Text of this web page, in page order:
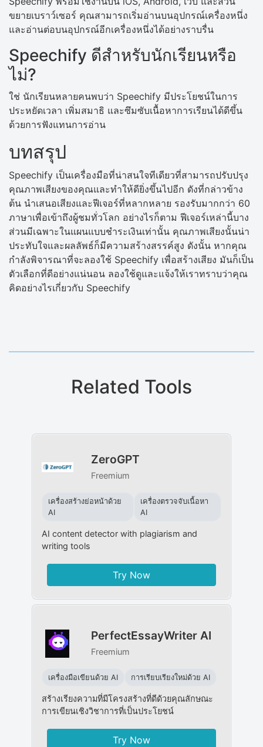
ขยายเบราว์เซอร์ คุณสามารถเริ่มอ่านบนอุปกรณ์เครื่องหนึ่ง
และอ่านต่อบนอุปกรณ์อีกเครื่องหนึ่งได้อย่างราบรื่น
Speechify ดีสำหรับนักเรียนหรือ
ไม่?
ใช่ นักเรียนหลายคนพบว่า Speechify มีประโยชน์ในการ
ประหยัดเวลา เพิ่มสมาธิ และซึมซับเนื้อหาการเรียนได้ดีขึ้น
ด้วยการฟังแทนการอ่าน
บทสรุป
Speechify เป็นเครื่องมือที่น่าสนใจทีเดียวที่สามารถปรับปรุง
คุณภาพเสียงของคุณและทำให้ดียิ่งขึ้นไปอีก ดังที่กล่าวข้าง
ต้น นำเสนอเสียงและฟีเจอร์ที่หลากหลาย รองรับมากกว่า 60
ภาษาเพื่อเข้าถึงผู้ชมทั่วโลก อย่างไรก็ตาม ฟีเจอร์เหล่านี้บาง
ส่วนมีเฉพาะในแผนแบบชำระเงินเท่านั้น คุณภาพเสียงนั้นน่า
ประทับใจและผลลัพธ์ก็มีความสร้างสรรค์สูง ดังนั้น หากคุณ
กำลังพิจารณาที่จะลองใช้ Speechify เพื่อสร้างเสียง มันก็เป็น
ตัวเลือกที่ดีอย่างแน่นอน ลองใช้ดูและแจ้งให้เราทราบว่าคุณ
คิดอย่างไรเกี่ยวกับ Speechify
Related Tools
ZeroGPT
Freemium
เครื่องสร้างย่อหน้าด้วย
AI
เครื่องตรวจจับเนื้อหา
AI
AI content detector with plagiarism and
writing tools
Try Now
PerfectEssayWriter AI
Freemium
เครื่องมือเขียนด้วย AI การเรียบเรียงใหม่ด้วย AI
สร้างเรียงความที่มีโครงสร้างที่ดีด้วยคุณลักษณะ
การเขียนเชิงวิชาการที่เป็นประโยชน์
Try Now